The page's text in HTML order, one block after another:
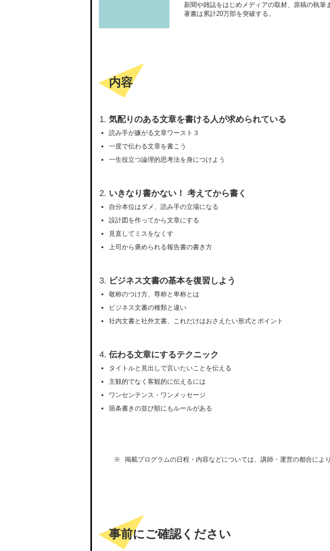
新聞や雑誌をはじめメディアの取材、原稿の執筆
著書は累計20万部を突破する。
内容
気配りのある文章を書ける人が求められている
読み手が嫌がる文章ワースト３
一度で伝わる文章を書こう
一生役立つ論理的思考法を身につけよう
いきなり書かない！ 考えてから書く
自分本位はダメ、読み手の立場になる
設計図を作ってから文章にする
見直してミスをなくす
上司から褒められる報告書の書き方
ビジネス文書の基本を復習しよう
敬称のつけ方、尊称と卑称とは
ビジネス文書の種類と違い
社内文書と社外文書、これだけはおさえたい形式とポイント
伝わる文章にするテクニック
タイトルと見出しで言いたいことを伝える
主観的でなく客観的に伝えるには
ワンセンテンス・ワンメッセージ
箇条書きの並び順にもルールがある
掲載プログラムの日程・内容などについては、講師・運営の都合によ
事前にご確認ください